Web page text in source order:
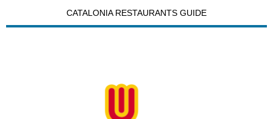
CATALONIA RESTAURANTS GUIDE